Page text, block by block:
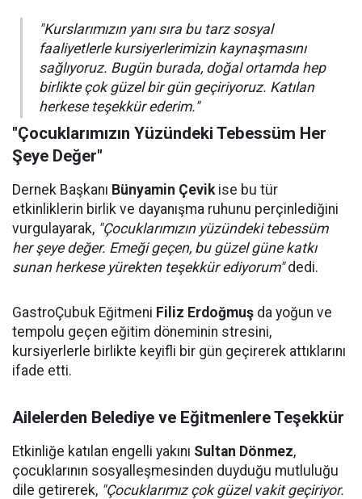
"Kurslarımızın yanı sıra bu tarz sosyal
faaliyetlerle kursiyerlerimizin kaynaşmasını
sağlıyoruz. Bugün burada, doğal ortamda hep
birlikte çok güzel bir gün geçiriyoruz. Katılan
herkese teşekkür ederim."
"Çocuklarımızın Yüzündeki Tebessüm Her
Şeye Değer"
Dernek Başkanı Bünyamin Çevikise bu tür
etkinliklerin birlik ve dayanışma ruhunu perçinlediğini
vurgulayarak, "Çocuklarımızın yüzündeki tebessüm
her şeye değer. Emeği geçen, bu güzel güne katkı
sunan herkese yürekten teşekkür ediyorum"dedi.
GastroÇubuk Eğitmeni Filiz Erdoğmuş da yoğun ve
tempolu geçen eğitim döneminin stresini,
kursiyerlerle birlikte keyifli bir gün geçirerek attıklarını
ifade etti.
Ailelerden Belediye ve Eğitmenlere Teşekkür
Etkinliğe katılan engelli yakını Sultan Dönmez,
çocuklarının sosyalleşmesinden duyduğu mutluluğu
dile getirerek, "Çocuklarımız çok güzel vakit geçiriyor.